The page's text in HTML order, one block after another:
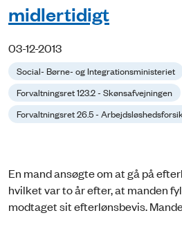
midlertidigt
03-12-2013
Social- Børne- og Integrationsministeriet
Forvaltningsret 123.2 - Skønsafvejningen
Forvaltningsret 26.5 -
En mand ansøgte om at gå på
hvilket var to år efter, at manden
modtaget sit efterlønsbevis.